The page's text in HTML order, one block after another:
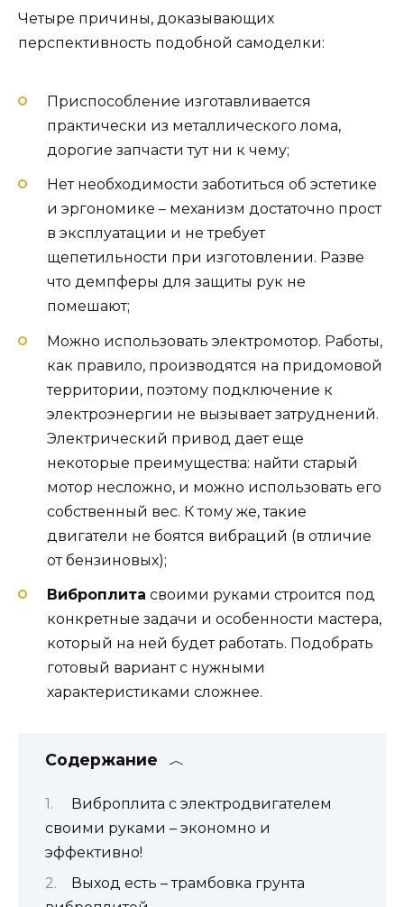
Четыре причины, доказывающих
перспективность подобной самоделки:
Приспособление изготавливается
практически из металлического лома,
дорогие запчасти тут ни к чему;
Нет необходимости заботиться об эстетике
и эргономике – механизм достаточно прост
в эксплуатации и не требует
щепетильности при изготовлении. Разве
что демпферы для защиты рук не
помешают;
Можно использовать электромотор. Работы,
как правило, производятся на придомовой
территории, поэтому подключение к
электроэнергии не вызывает затруднений.
Электрический привод дает еще
некоторые преимущества: найти старый
мотор несложно, и можно использовать его
собственный вес. К тому же, такие
двигатели не боятся вибраций (в отличие
от бензиновых);
Виброплита своими руками строится под
конкретные задачи и особенности мастера,
который на ней будет работать. Подобрать
готовый вариант с нужными
характеристиками сложнее.
Содержание
Виброплита с электродвигателем
своими руками – экономно и
эффективно!
Выход есть – трамбовка грунта